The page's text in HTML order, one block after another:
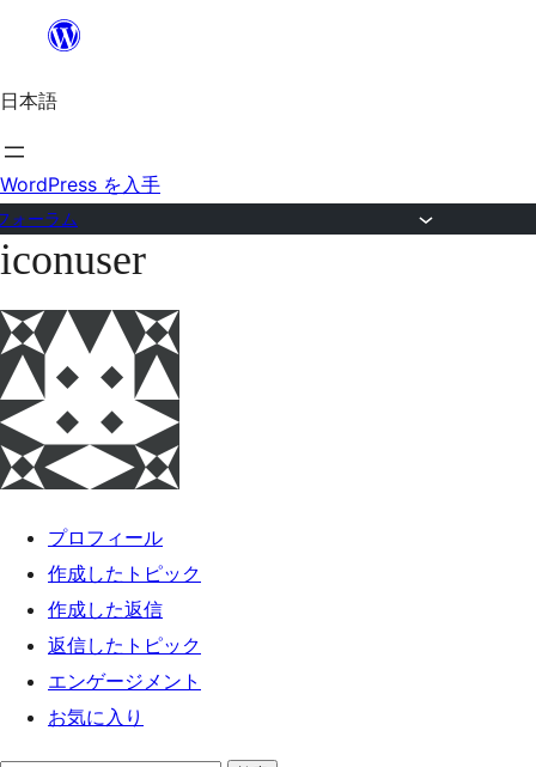
を
ス
キ
ッ
プ
日本語
WordPress を入手
ォーラム
コ
テ
ン
ツ
へ
ス
iconuser
プロフィール
作成したトピック
作成した返信
返信したトピック
エンゲージメント
お気に入り